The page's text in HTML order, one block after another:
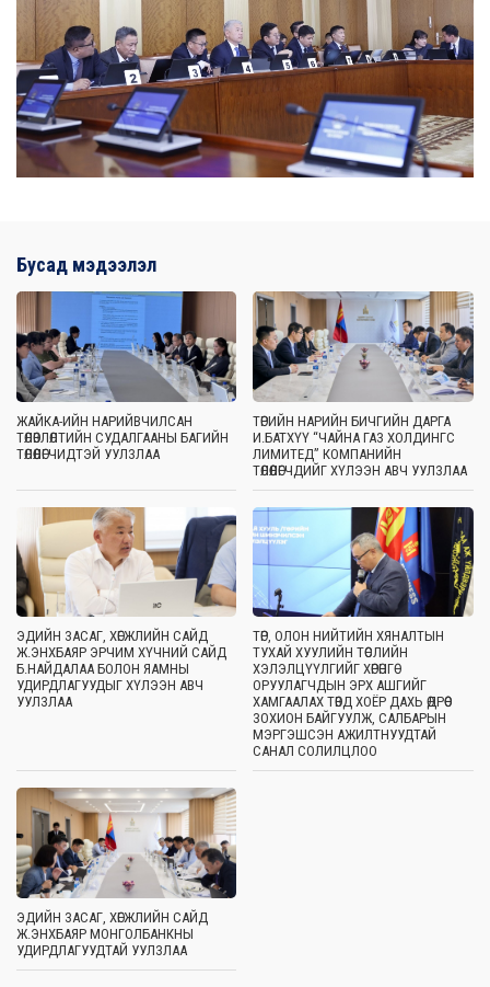
Бусад мэдээлэл
ЖАЙКА-ИЙН НАРИЙВЧИЛСАН
ТӨЛӨВЛӨЛТИЙН СУДАЛГААНЫ БАГИЙН
ТӨЛӨӨЛӨГЧИДТЭЙ УУЛЗЛАА
ТӨРИЙН НАРИЙН БИЧГИЙН ДАРГА
И.БАТХҮҮ “ЧАЙНА ГАЗ ХОЛДИНГС
ЛИМИТЕД” КОМПАНИЙН
ТӨЛӨӨЛӨГЧДИЙГ ХҮЛЭЭН АВЧ УУЛЗЛАА
ЭДИЙН ЗАСАГ, ХӨГЖЛИЙН САЙД
Ж.ЭНХБАЯР ЭРЧИМ ХҮЧНИЙ САЙД
Б.НАЙДАЛАА БОЛОН ЯАМНЫ
УДИРДЛАГУУДЫГ ХҮЛЭЭН АВЧ
УУЛЗЛАА
ТӨР, ОЛОН НИЙТИЙН ХЯНАЛТЫН
ТУХАЙ ХУУЛИЙН ТӨСЛИЙН
ХЭЛЭЛЦҮҮЛГИЙГ ХӨРӨНГӨ
ОРУУЛАГЧДЫН ЭРХ АШГИЙГ
ХАМГААЛАХ ТӨВД ХОЁР ДАХЬ ӨДРӨӨ
ЗОХИОН БАЙГУУЛЖ, САЛБАРЫН
МЭРГЭШСЭН АЖИЛТНУУДТАЙ
САНАЛ СОЛИЛЦЛОО
ЭДИЙН ЗАСАГ, ХӨГЖЛИЙН САЙД
Ж.ЭНХБАЯР МОНГОЛБАНКНЫ
УДИРДЛАГУУДТАЙ УУЛЗЛАА